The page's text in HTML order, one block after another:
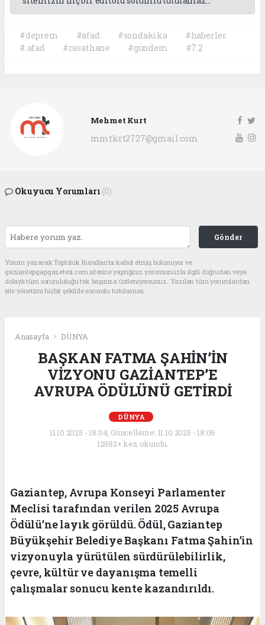
#deprem #afad #sondakika
#haberler
#.afad
#rasathane #gündem #7.2
Mehmet Kurt
mmtkrt2727@gmail.com
Okuyucu Yorumları (0)
Gönder
Yorum yazarak Topluluk Kuralları’nı kabul etmiş bulunuyor ve
gaziantepgapgazetesi.com sitesine yaptığınız yorumunuzla ilgili doğrudan veya
dolaylı tüm sorumluluğu tek başınıza üstleniyorsunuz. Yazılan tüm yorumlardan
site yönetimi hiçbir şekilde sorumlu tutulamaz.
Anasayfa DÜNYA
BAŞKAN FATMA ŞAHİN’İN
VİZYONU GAZİANTEP’E
AVRUPA ÖDÜLÜNÜ GETİRDİ
DÜNYA
11.10.2025 - 18:04, Güncelleme: 11.10.2025 - 18:06
12982+ kez okundu.
Gaziantep, Avrupa Konseyi Parlamenter
Meclisi tarafından verilen 2025 Avrupa
Ödülü’ne layık görüldü. Ödül, Gaziantep
Büyükşehir Belediye Başkanı Fatma Şahin’in
vizyonuyla yürütülen sürdürülebilirlik,
çevre, kültür ve dayanışma temelli
çalışmalar sonucu kente kazandırıldı.